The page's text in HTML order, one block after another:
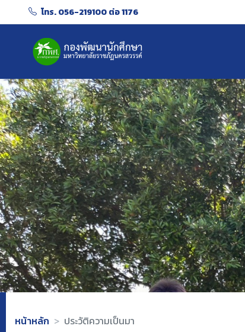
โทร. 056-219100 ต่อ 1176
หน้าหลัก ประวัติความเป็นมา